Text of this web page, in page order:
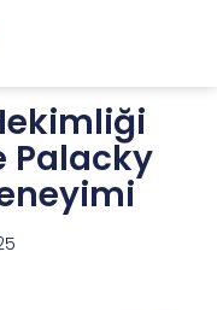
Palacky